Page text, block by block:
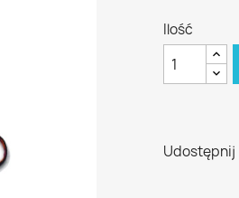
Ilość
Udostępnij